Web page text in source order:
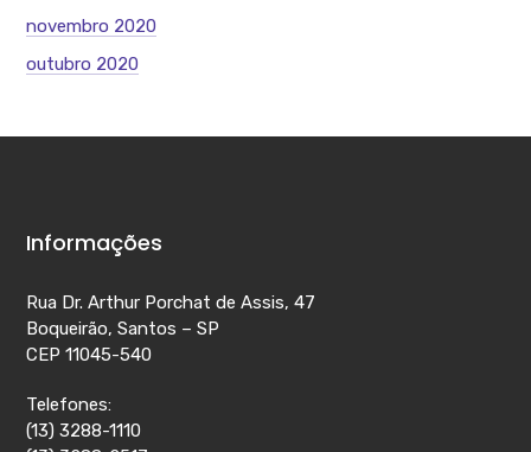
novembro 2020
outubro 2020
Informações
Rua Dr. Arthur Porchat de Assis, 47
Boqueirão, Santos – SP
CEP 11045-540
Telefones:
(13) 3288-1110